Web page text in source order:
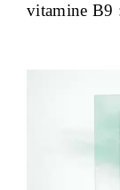
vitamine B9